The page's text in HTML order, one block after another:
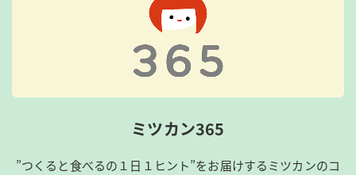
ミツカン365
”つくると食べるの１日１ヒント”をお届けするミツカンのコ